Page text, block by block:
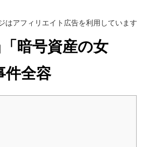
はアフィリエイト広告を利用しています
暗号資産の女
件全容